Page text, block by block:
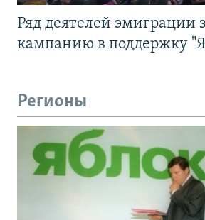
Ряд деятелей эмиграции
кампанию в поддержку
Регионы